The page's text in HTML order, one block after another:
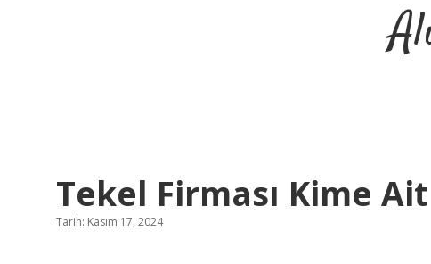
Tekel Firması Kime Ait
Tarih: Kasım 17, 2024